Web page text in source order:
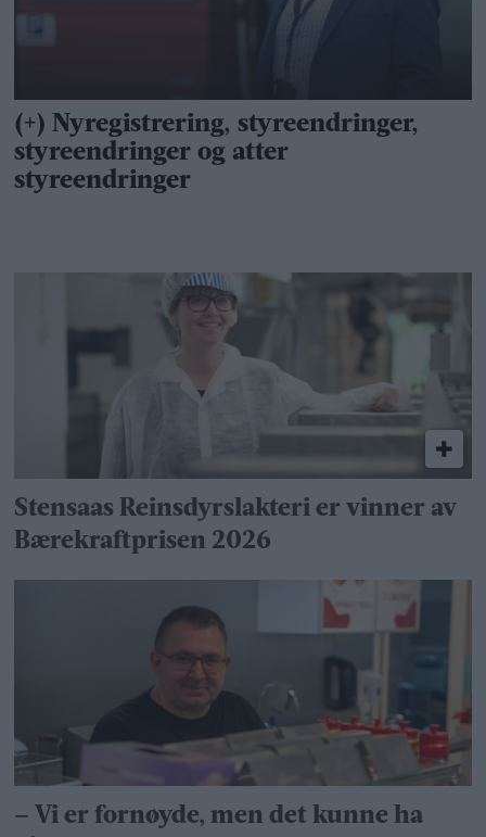
Stensaas Reinsdyrslakteri er vinner av
Bærekraftprisen 2026
– Vi er fornøyde, men det kunne ha